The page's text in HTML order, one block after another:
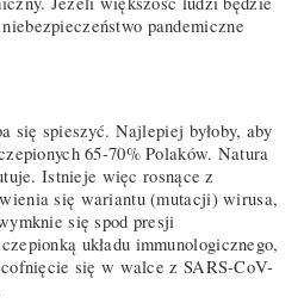
pandemiczne
się spieszyć. Najlepiej byłoby, aby
65-70% Polaków. Natura
Istnieje więc rosnące z
się wariantu (mutacji) wirusa,
się spod presji
układu immunologicznego,
się w walce z SARS-CoV-